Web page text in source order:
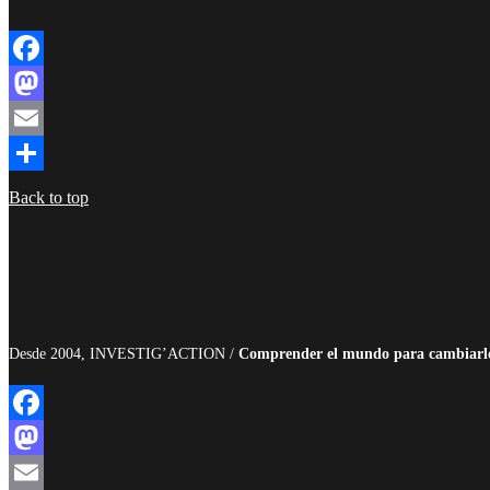
Facebook
Mastodon
Email
Compartir
Back to top
Desde 2004, INVESTIG’ACTION / Comprender el mundo para
Facebook
Mastodon